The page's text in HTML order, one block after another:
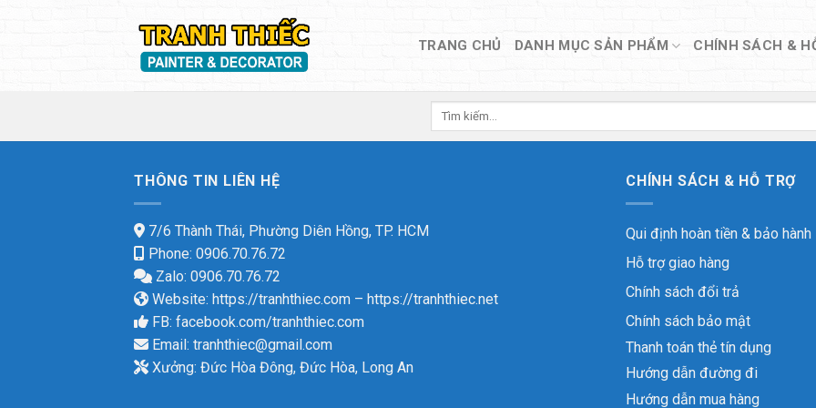
TRANG CHỦ DANH MỤC SẢN PHẨM CHÍNH SÁCH &
Tìm
THÔNG TIN LIÊN HỆ
7/6 Thành Thái, Phường Diên Hồng, TP. HCM
Phone: 0906.70.76.72
Zalo: 0906.70.76.72
Website: https://tranhthiec.com – https://tranhthiec.net
FB: facebook.com/tranhthiec.com
Email: tranhthiec@gmail.com
Xưởng: Đức Hòa Đông, Đức Hòa, Long An
CHÍNH SÁCH & HỖ TRỢ
Qui định hoàn tiền & bảo hành
Hỗ trợ giao hàng
Chính sách đổi trả
Chính sách bảo mật
Thanh toán thẻ tín dụng
Hướng dẫn đường đi
Hướng dẫn mua hàng